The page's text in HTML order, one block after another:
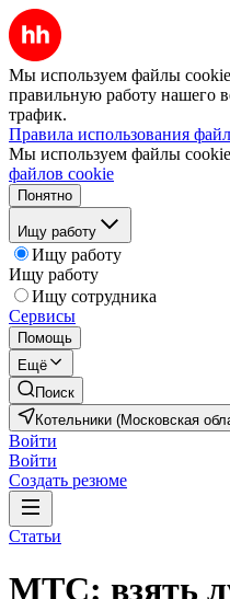
Мы используем файлы
правильную работу нашего
трафик.
Правила использования
Мы используем файлы
файлов cookie
Понятно
Ищу работу
Ищу работу
Ищу работу
Ищу сотрудника
Сервисы
Помощь
Ещё
Поиск
Котельники (Московская
Войти
Войти
Создать резюме
Статьи
МТС: взять